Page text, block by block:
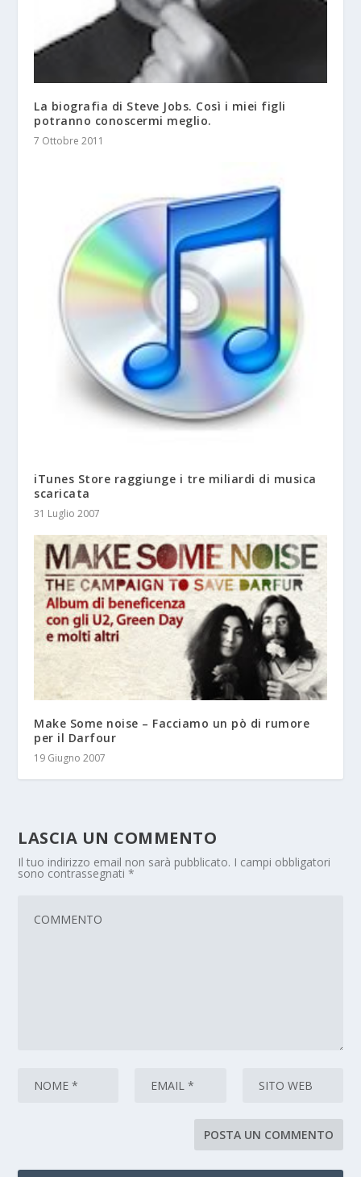
La biografia di Steve Jobs. Così i miei figli
potranno conoscermi meglio.
7 Ottobre 2011
iTunes Store raggiunge i tre miliardi di musica
scaricata
31 Luglio 2007
Make Some noise – Facciamo un pò di rumore
per il Darfour
19 Giugno 2007
LASCIA UN COMMENTO
Il tuo indirizzo email non sarà pubblicato. I campi obbligatori
sono contrassegnati*